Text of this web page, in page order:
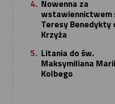
4. Nowenna za
wstawiennictwem
Teresy Benedykty
Krzyża
5. Litania do św.
Maksymiliana Marii
Kolbego